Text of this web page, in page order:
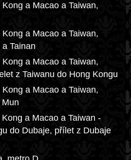
a Macao a Taiwan,
a Macao a Taiwan,
Tainan
a Macao a Taiwan,
z Taiwanu do Hong Kongu
a Macao a Taiwan,
a Macao a Taiwan -
do Dubaje, přílet z Dubaje